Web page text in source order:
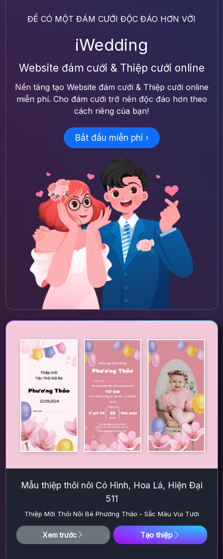
ĐỂ CÓ MỘT ĐÁM CƯỚI ĐỘC ĐÁO HƠN VỚI
iWedding
Website đám cưới & Thiệp cưới online
Nền tảng tạo Website đám cưới & Thiệp cưới online
miễn phí. Cho đám cưới trở nên độc đáo hơn theo
cách riêng của bạn!
Bắt đầu miễn phí ›
Mẫu thiệp thôi nôi Có Hình, Hoa Lá, Hiện Đại
511
Thiệp Mời Thôi Nôi Bé Phương Thảo - Sắc Màu Vui Tươi
Xem trước Tạo thiệp